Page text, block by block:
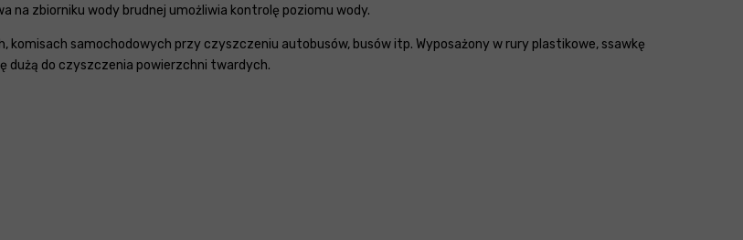
na zbiorniku wody brudnej umożliwia kontrolę poziomu wody.
komisach samochodowych przy czyszczeniu autobusów, busów itp. Wyposażony w rury plastikowe, ssawkę
dużą do czyszczenia powierzchni twardych.